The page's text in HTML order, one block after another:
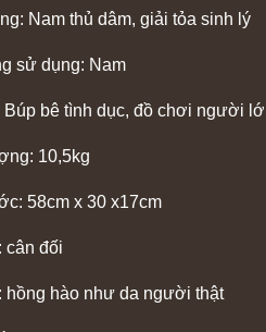
Nam thủ dâm, giải tỏa sinh lý
sử dụng: Nam
Búp bê tình dục, đồ chơi người
10,5kg
58cm x 30 x17cm
cân đối
hồng hào như da người thật